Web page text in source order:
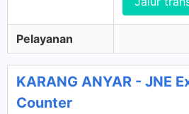
Pelayanan
KARANG ANYAR - JNE
Counter